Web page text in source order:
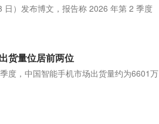
）发布博文，报告称 2026 年第 2 季度
货量位居前两位
度，中国智能手机市场出货量约为6601万